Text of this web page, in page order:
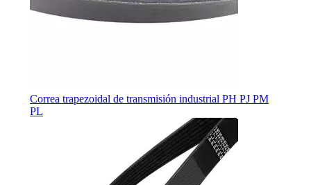
Correa trapezoidal de transmisión industrial PH PJ PM
PL